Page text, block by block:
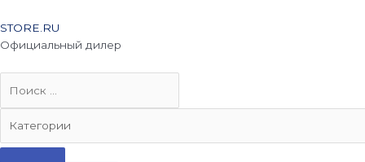
STORE.RU
Официальный дилер